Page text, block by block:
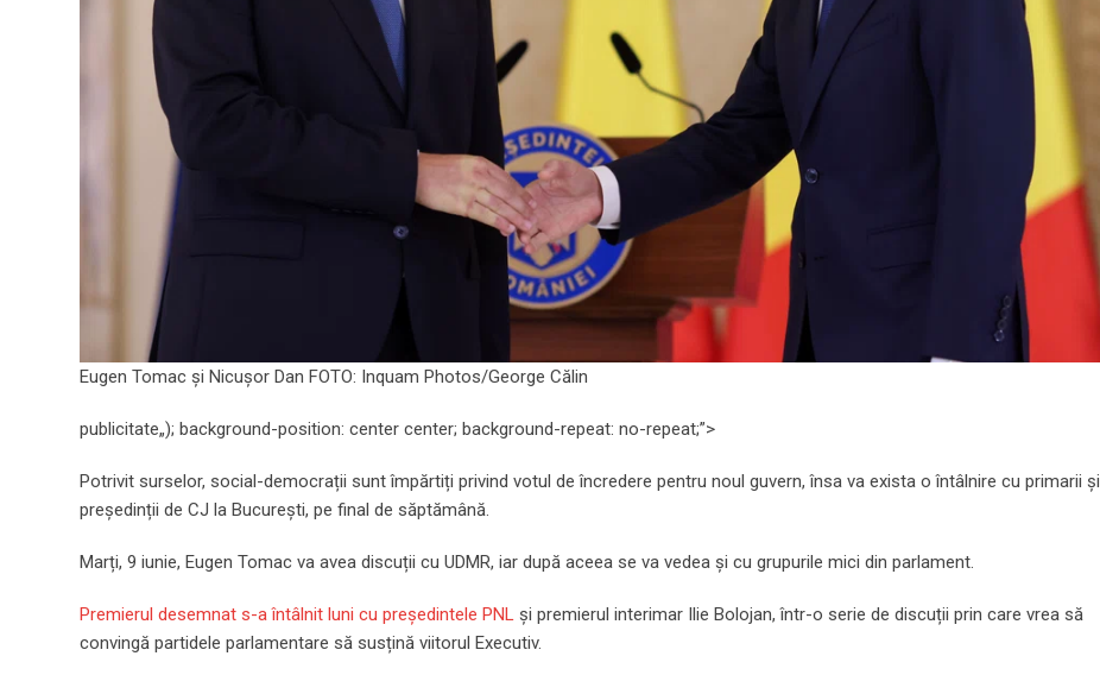
Eugen Tomac și Nicușor Dan FOTO: Inquam Photos/George Călin
publicitate„); background-position: center center; background-repeat: no-repeat;”>
Potrivit surselor, social-democrații sunt împărtiți privind votul de încredere pentru noul guvern, însa va exista o întâlnire cu primarii și
președinții de CJ la București, pe final de săptămână.
Marți, 9 iunie, Eugen Tomac va avea discuții cu UDMR, iar după aceea se va vedea și cu grupurile mici din parlament.
Premierul desemnat s-a întâlnit luni cu președintele PNL și premierul interimar Ilie Bolojan, într-o serie de discuții prin care vrea să
convingă partidele parlamentare să susțină viitorul Executiv.